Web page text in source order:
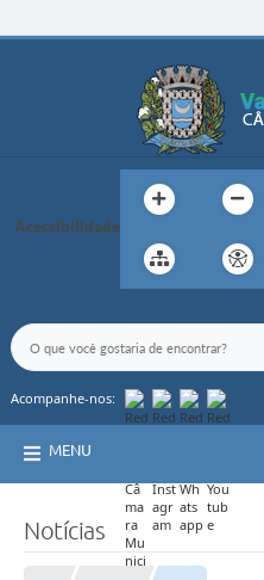
Acessibilidade
Acompanhe-nos:
MENU
Notícias